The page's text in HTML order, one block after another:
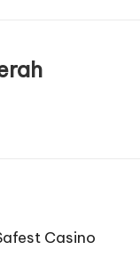
Casino